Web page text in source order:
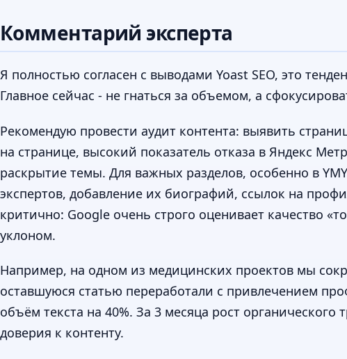
Комментарий эксперта
Я полностью согласен с выводами Yoast SEO, это
Главное сейчас - не гнаться за объемом, а
Рекомендую провести аудит контента: выявить
на странице, высокий показатель отказа в Яндекс
раскрытие темы. Для важных разделов, особенно в
экспертов, добавление их биографий, ссылок на
критично: Google очень строго оценивает качество
уклоном.
Например, на одном из медицинских проектов мы
оставшуюся статью переработали с привлечением
объём текста на 40%. За 3 месяца рост органического
доверия к контенту.